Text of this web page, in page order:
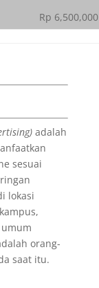
Rp 6,500,000
adalah
sesuai
lokasi
orang-
saat itu.